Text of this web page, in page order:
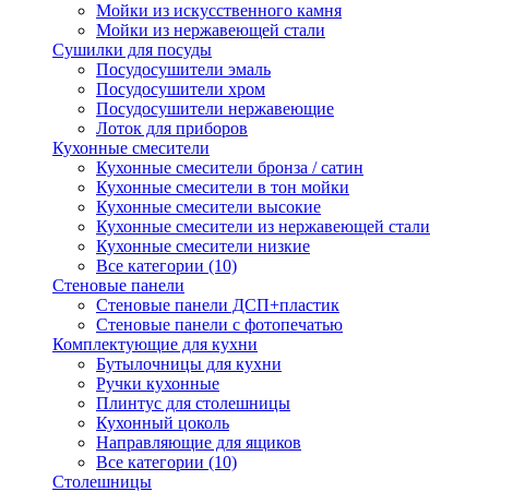
Мойки из искусственного камня
Мойки из нержавеющей стали
Сушилки для посуды
Посудосушители эмаль
Посудосушители хром
Посудосушители нержавеющие
Лоток для приборов
Кухонные смесители
Кухонные смесители бронза / сатин
Кухонные смесители в тон мойки
Кухонные смесители высокие
Кухонные смесители из нержавеющей стали
Кухонные смесители низкие
Все категории (10)
Стеновые панели
Стеновые панели ДСП+пластик
Стеновые панели с фотопечатью
Комплектующие для кухни
Бутылочницы для кухни
Ручки кухонные
Плинтус для столешницы
Кухонный цоколь
Направляющие для ящиков
Все категории (10)
Столешницы